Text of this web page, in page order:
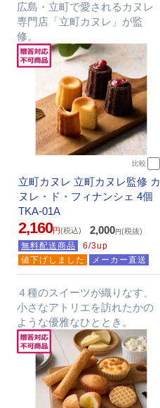
広島・立町で愛されるカヌレ
専門店「立町カヌレ」が監
修。
比較
立町カヌレ 立町カヌレ監修 カ
ヌレ・ド・フィナンシェ 4個
TKA-01A
2,160円(税込) 2,000円(税抜)
無料配送商品
6/3up
値下げしました
メーカー直送
４種のスイーツが織りなす、
小さなアトリエを訪れたかの
ような優雅なひととき。